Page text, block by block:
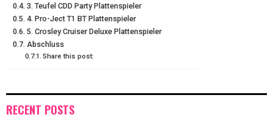
E
R
)
K
T
3. Teufel CDD Party Plattenspieler
4. Pro-Ject T1 BT Plattenspieler
5. Crosley Cruiser Deluxe Plattenspieler
Abschluss
Share this post:
RECENT POSTS